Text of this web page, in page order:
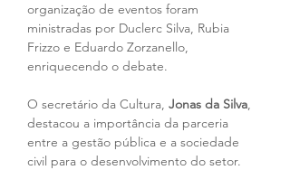
organização de eventos foram
ministradas por Duclerc Silva, Rubia
Frizzo e Eduardo Zorzanello,
enriquecendo o debate.
O secretário da Cultura, Jonas da Silva,
destacou a importância da parceria
entre a gestão pública e a sociedade
civil para o desenvolvimento do setor.